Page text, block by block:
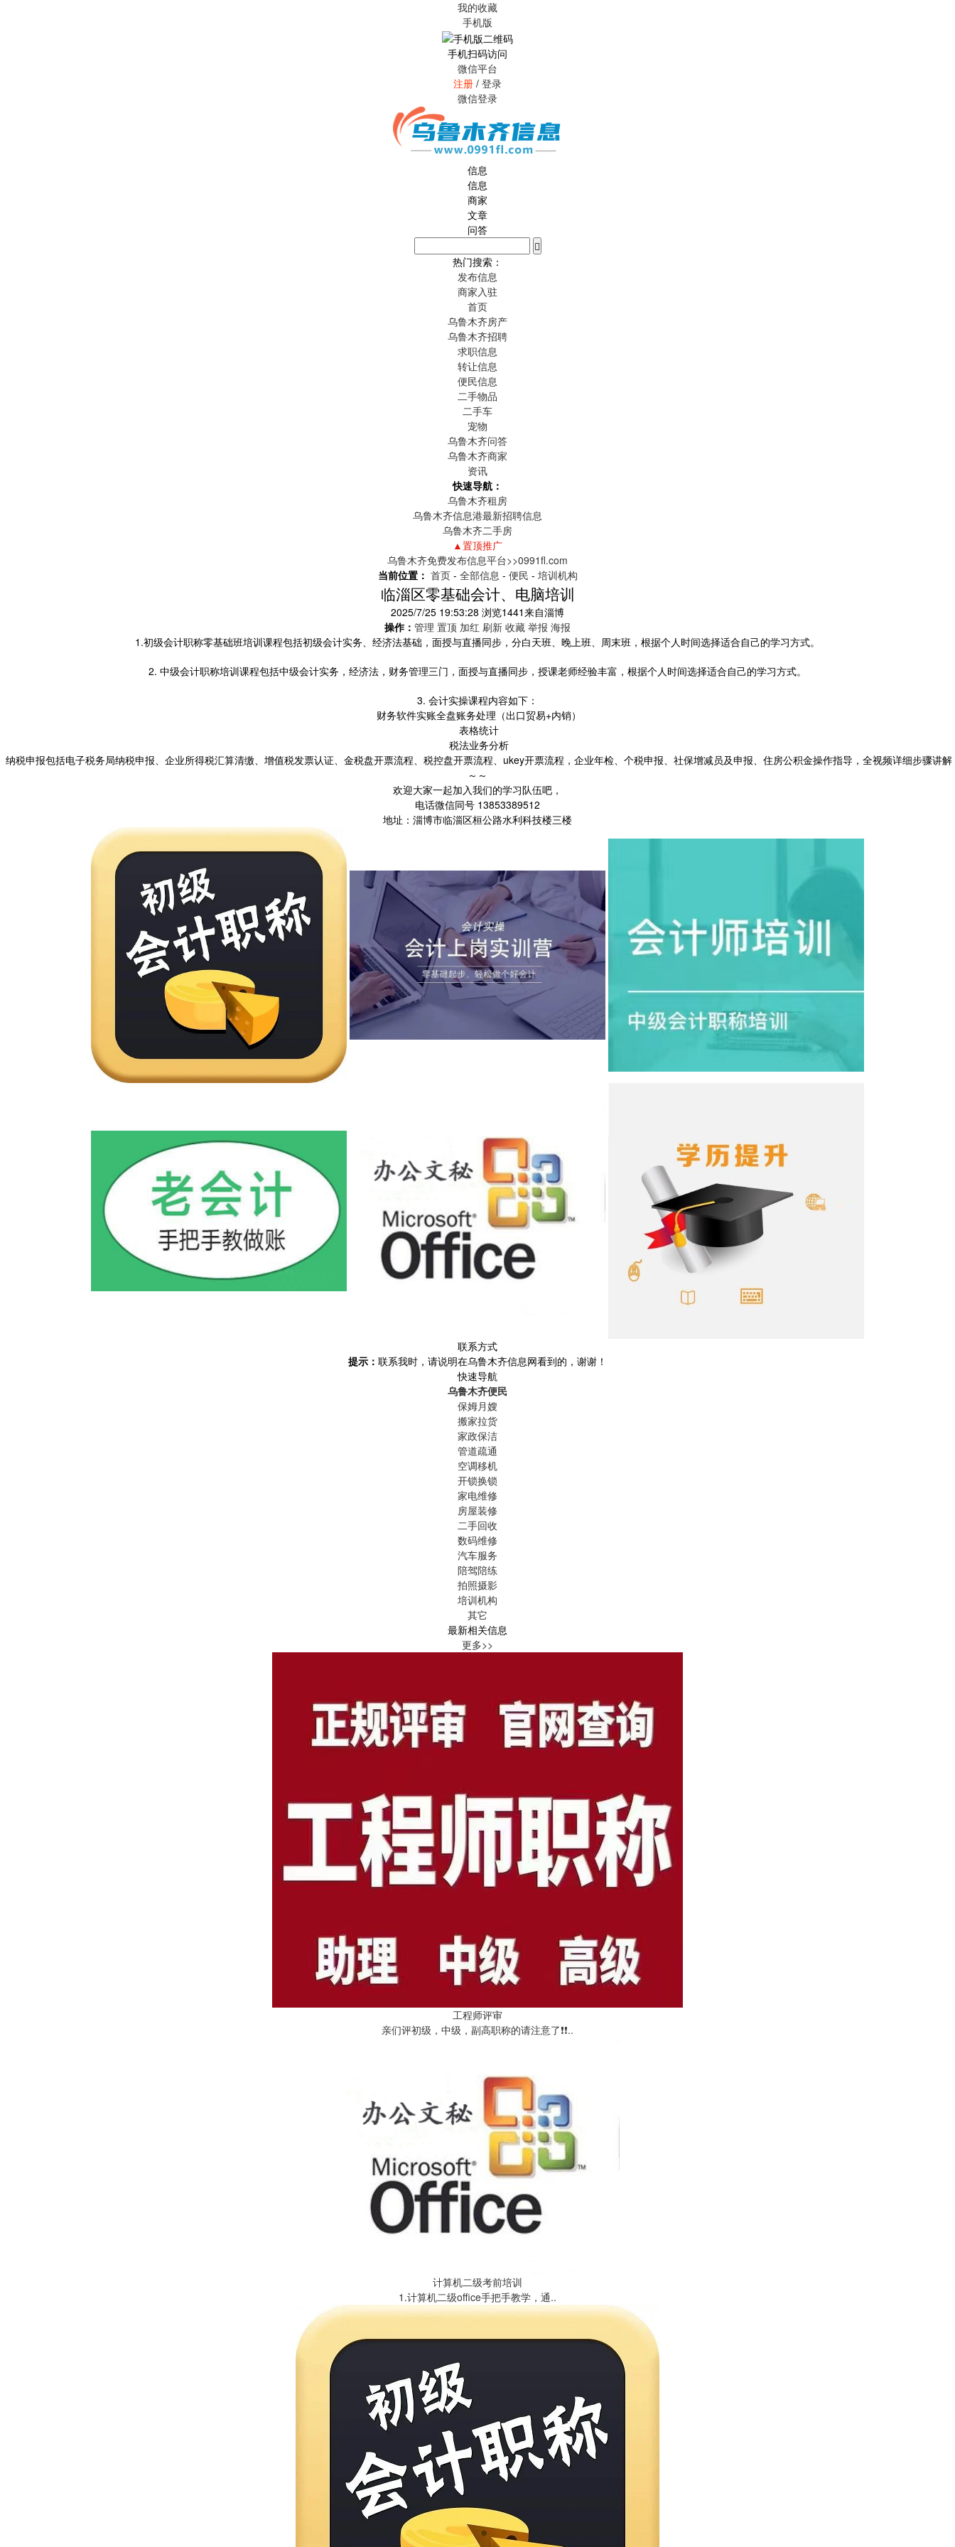
我的收藏
手机版
手机扫码访问
微信平台
注册 / 登录
微信登录
信息
信息
商家
文章
问答
热门搜索：
发布信息
商家入驻
首页
乌鲁木齐房产
乌鲁木齐招聘
求职信息
转让信息
便民信息
二手物品
二手车
宠物
乌鲁木齐问答
乌鲁木齐商家
资讯
快速导航：
乌鲁木齐租房
乌鲁木齐信息港最新招聘信息
乌鲁木齐二手房
▲置顶推广
乌鲁木齐免费发布信息平台>>0991fl.com
当前位置： 首页- 全部信息 - 便民 - 培训机构
临淄区零基础会计、电脑培训
2025/7/25 19:53:28 浏览1441来自淄博
操作： 管理 置顶 加红 刷新 收藏 举报 海报
1.初级会计职称零基础班培训课程包括初级会计实务、经济法基础，面授与直播同步，分白天班、晚上班、周末班，根据个人时间选择适合自己的学习方式。
2. 中级会计职称培训课程包括中级会计实务，经济法，财务管理三门，面授与直播同步，授课老师经验丰富，根据个人时间选择适合自己的学习方式。
3. 会计实操课程内容如下：
​ 财务软件实账全盘账务处理（出口贸易+内销）
​ 表格统计
​ 税法业务分析
​ 纳税申报包括电子税务局纳税申报、企业所得税汇算清缴、增值税发票认证、金税盘开票流程、税控盘开票流程、ukey开票流程，企业年检、个税申报、社保增减员及申报、住房公积金操作指导，全视频详细步骤讲解
～～
欢迎大家一起加入我们的学习队伍吧，
电话微信同号 13853389512
地址：淄博市临淄区桓公路水利科技楼三楼
联系方式
提示： 联系我时，请说明在乌鲁木齐信息网看到的，谢谢！
快速导航
乌鲁木齐便民
保姆月嫂
搬家拉货
家政保洁
管道疏通
空调移机
开锁换锁
家电维修
房屋装修
二手回收
数码维修
汽车服务
陪驾陪练
拍照摄影
培训机构
其它
最新相关信息
更多>>
工程师评审
亲们评初级，中级，副高职称的请注意了❗❗..
计算机二级考前培训
1.计算机二级office手把手教学，通..